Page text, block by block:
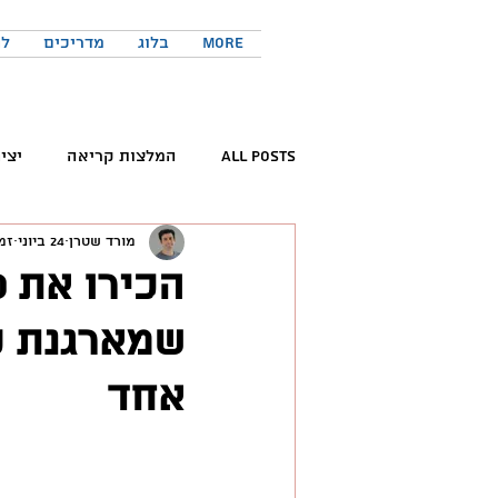
מדריכים בלוג More
All Posts המלצות קריאה
קריאת ספרים פורום
המלצות פודקאסטים
שמארגנת
אחד
מורד שטרן 24 ביוני